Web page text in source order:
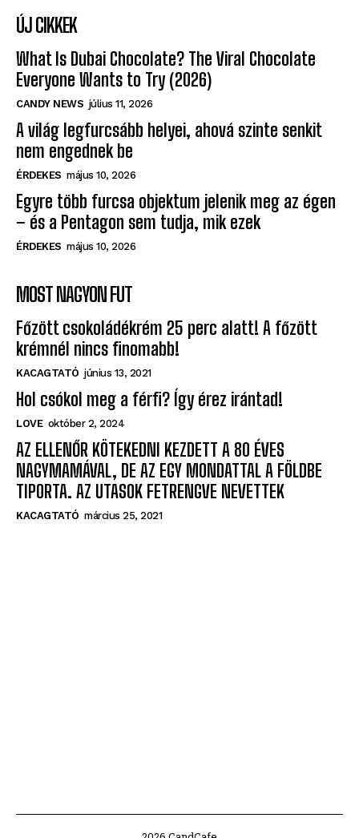
ÚJ CIKKEK
What Is Dubai Chocolate? The Viral Chocolate
Everyone Wants to Try (2026)
CANDY NEWS július 11, 2026
A világ legfurcsább helyei, ahová szinte senkit
nem engednek be
ÉRDEKES május 10, 2026
Egyre több furcsa objektum jelenik meg az égen
– és a Pentagon sem tudja, mik ezek
ÉRDEKES május 10, 2026
MOST NAGYON FUT
Főzött csokoládékrém 25 perc alatt! A főzött
krémnél nincs finomabb!
KACAGTATÓ június 13, 2021
Hol csókol meg a férfi? Így érez irántad!
LOVE október 2, 2024
AZ ELLENŐR KÖTEKEDNI KEZDETT A 80 ÉVES
NAGYMAMÁVAL, DE AZ EGY MONDATTAL A FÖLDBE
TIPORTA. AZ UTASOK FETRENGVE NEVETTEK
KACAGTATÓ március 25, 2021